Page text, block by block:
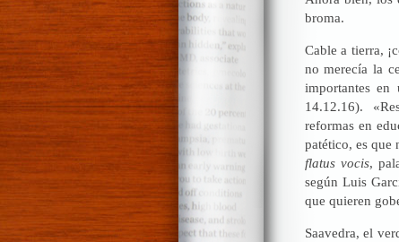
broma.
Cable a tierra,
no merecía la
importantes
14.12.16).
reformas en
patético, es que
flatus vocis,
según Luis
que quieren
Saavedra, el